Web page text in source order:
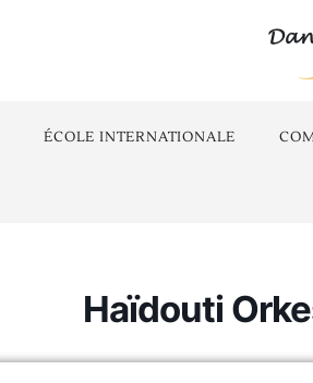
ÉCOLE INTERNATIONALE
Haïdouti